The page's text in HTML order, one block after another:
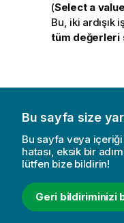
(Select a
Bu, iki ardışık
tüm değerleri
Bu sayfa size
Bu sayfa veya
hatası, eksik bir
lütfen bize bildirin!
Geri bildiriminizi